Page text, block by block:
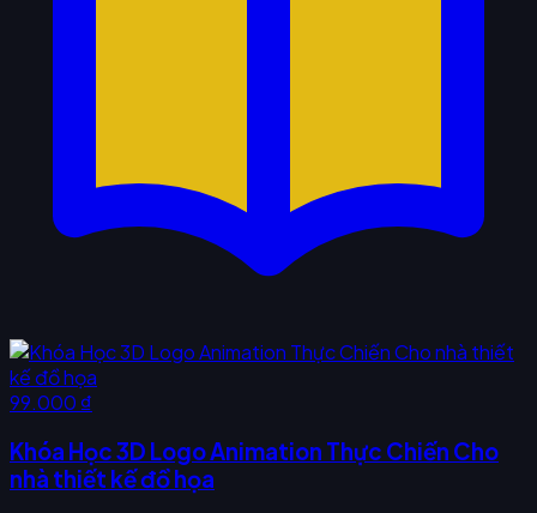
99.000 ₫
Khóa Học 3D Logo Animation Thực Chiến Cho
nhà thiết kế đồ họa